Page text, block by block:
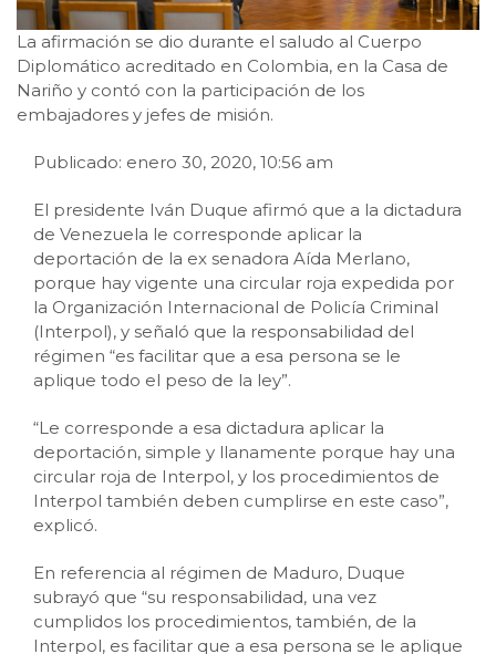
La afirmación se dio durante el saludo al Cuerpo
Diplomático acreditado en Colombia, en la Casa de
Nariño y contó con la participación de los
embajadores y jefes de misión.
Publicado: enero 30, 2020, 10:56 am
El presidente Iván Duque afirmó que a la dictadura
de Venezuela le corresponde aplicar la
deportación de la ex senadora Aída Merlano,
porque hay vigente una circular roja expedida por
la Organización Internacional de Policía Criminal
(Interpol), y señaló que la responsabilidad del
régimen “es facilitar que a esa persona se le
aplique todo el peso de la ley”.
“Le corresponde a esa dictadura aplicar la
deportación, simple y llanamente porque hay una
circular roja de Interpol, y los procedimientos de
Interpol también deben cumplirse en este caso”,
explicó.
En referencia al régimen de Maduro, Duque
subrayó que “su responsabilidad, una vez
cumplidos los procedimientos, también, de la
Interpol, es facilitar que a esa persona se le aplique